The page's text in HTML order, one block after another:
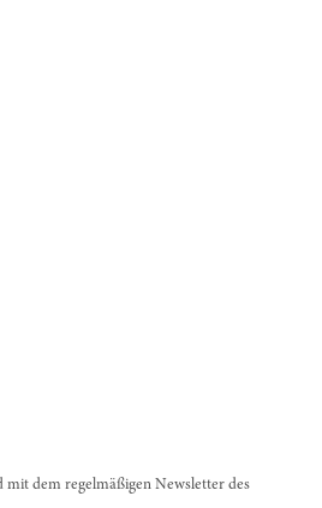
mit dem regelmäßigen Newsletter des